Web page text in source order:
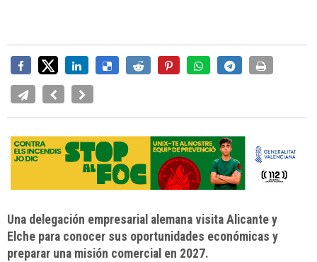
Una delegación empresarial alemana visita Alicante y
Elche para conocer sus oportunidades económicas y
preparar una misión comercial en 2027.